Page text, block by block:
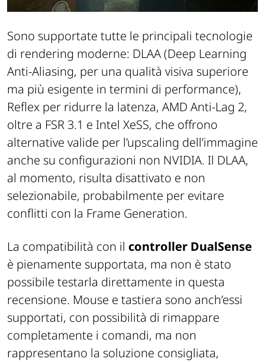
Sono supportate tutte le principali tecnologie
di rendering moderne: DLAA (Deep Learning
Anti-Aliasing, per una qualità visiva superiore
ma più esigente in termini di performance),
Reflex per ridurre la latenza, AMD Anti-Lag 2,
oltre a FSR 3.1 e Intel XeSS, che offrono
alternative valide per l’upscaling dell’immagine
anche su configurazioni non NVIDIA. Il DLAA,
al momento, risulta disattivato e non
selezionabile, probabilmente per evitare
conflitti con la Frame Generation.
La compatibilità con il controller DualSense
è pienamente supportata, ma non è stato
possibile testarla direttamente in questa
recensione. Mouse e tastiera sono anch’essi
supportati, con possibilità di rimappare
completamente i comandi, ma non
rappresentano la soluzione consigliata,